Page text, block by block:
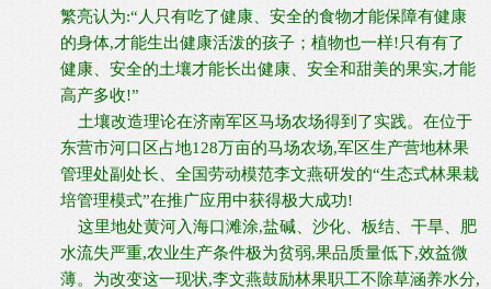
繁亮认为:“人只有吃了健康、安全的食物才能保障有健康
的身体,才能生出健康活泼的孩子；植物也一样!只有有了
健康、安全的土壤才能长出健康、安全和甜美的果实,才能
高产多收!”
土壤改造理论在济南军区马场农场得到了实践。在位于
东营市河口区占地128万亩的马场农场,军区生产营地林果
管理处副处长、全国劳动模范李文燕研发的“生态式林果栽
培管理模式”在推广应用中获得极大成功!
这里地处黄河入海口滩涂,盐碱、沙化、板结、干旱、肥
水流失严重,农业生产条件极为贫弱,果品质量低下,效益微
薄。为改变这一现状,李文燕鼓励林果职工不除草涵养水分,